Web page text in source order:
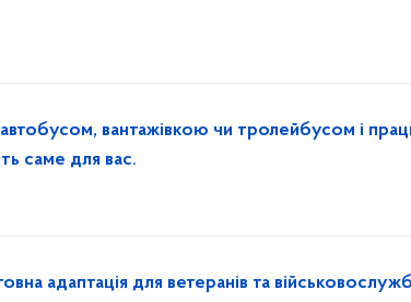
вантажівкою чи тролейбусом і
саме для вас.
адаптація для ветеранів та